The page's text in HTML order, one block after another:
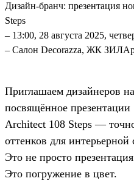
Дизайн-бранч: презентация
Steps
– 13:00, 28 августа 2025,
– Салон Decorazza, ЖК
Приглашаем дизайнеров
посвящённое
Architect 108 Steps —
оттенков для интерьерной
Это не просто
Это погружение в цвет.